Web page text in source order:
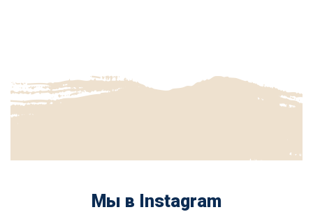
Мы в Instagram